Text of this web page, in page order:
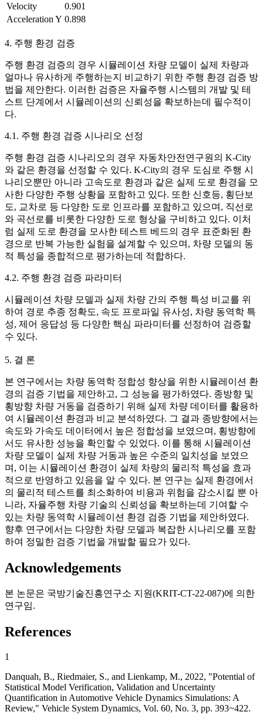
Velocity
0.901
Acceleration Y 0.898
4. 주행 환경 검증
주행 환경 검증의 경우 시뮬레이션 차량 모델이 실제 차량과
얼마나 유사하게 주행하는지 비교하기 위한 주행 환경 검증 방
법을 제안한다. 이러한 검증은 자율주행 시스템의 개발 및 테
스트 단계에서 시뮬레이션의 신뢰성을 확보하는데 필수적이
다.
4.1. 주행 환경 검증 시나리오 선정
주행 환경 검증 시나리오의 경우 자동차안전연구원의 K-City
와 같은 환경을 선정할 수 있다. K-City의 경우 도심로 주행 시
나리오뿐만 아니라 고속도로 환경과 같은 실제 도로 환경을 모
사한 다양한 주행 상황을 포함하고 있다. 또한 신호등, 횡단보
도, 교차로 등 다양한 도로 인프라를 포함하고 있으며, 직선로
와 곡선로를 비롯한 다양한 도로 형상을 구비하고 있다. 이처
럼 실제 도로 환경을 모사한 테스트 베드의 경우 표준화된 환
경으로 반복 가능한 실험을 설계할 수 있으며, 차량 모델의 동
적 특성을 종합적으로 평가하는데 적합하다.
4.2. 주행 환경 검증 파라미터
시뮬레이션 차량 모델과 실제 차량 간의 주행 특성 비교를 위
하여 경로 추종 정확도, 속도 프로파일 유사성, 차량 동역학 특
성, 제어 응답성 등 다양한 핵심 파라미터를 선정하여 검증할
수 있다.
5. 결 론
본 연구에서는 차량 동역학 정합성 향상을 위한 시뮬레이션 환
경의 검증 기법을 제안하고, 그 성능을 평가하였다. 종방향 및
횡방향 차량 거동을 검증하기 위해 실제 차량 데이터를 활용하
여 시뮬레이션 환경과 비교 분석하였다. 그 결과 종방향에서는
속도와 가속도 데이터에서 높은 정합성을 보였으며, 횡방향에
서도 유사한 성능을 확인할 수 있었다. 이를 통해 시뮬레이션
차량 모델이 실제 차량 거동과 높은 수준의 일치성을 보였으
며, 이는 시뮬레이션 환경이 실제 차량의 물리적 특성을 효과
적으로 반영하고 있음을 알 수 있다. 본 연구는 실제 환경에서
의 물리적 테스트를 최소화하여 비용과 위험을 감소시킬 뿐 아
니라, 자율주행 차량 기술의 신뢰성을 확보하는데 기여할 수
있는 차량 동역학 시뮬레이션 환경 검증 기법을 제안하였다.
향후 연구에서는 다양한 차량 모델과 복잡한 시나리오를 포함
하여 정밀한 검증 기법을 개발할 필요가 있다.
Acknowledgements
본 논문은 국방기술진흥연구소 지원(KRIT-CT-22-087)에 의한
연구임.
References
1
Danquah, B., Riedmaier, S., and Lienkamp, M., 2022, "Potential of
Statistical Model Verification, Validation and Uncertainty
Quantification in Automotive Vehicle Dynamics Simulations: A
Review," Vehicle System Dynamics, Vol. 60, No. 3, pp. 393~422.